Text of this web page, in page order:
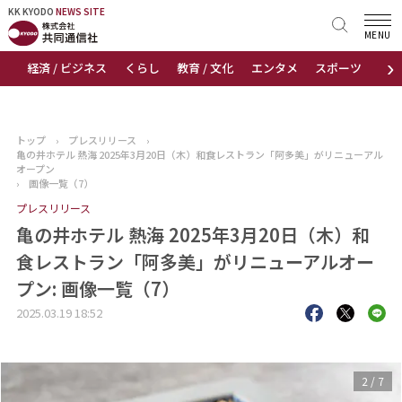
KK KYODO NEWS SITE
›
経済 / ビジネス くらし 教育 / 文化 エンタメ スポーツ 地域
MENU
KK KYODONEWS SITE
トップページ
ニュース
おすすめコンテンツ
出版物
会社概要
トップ › プレスリリース
›
亀の井ホテル 熱海 2025年3月20日（木）和食レストラン「阿多美」がリニューアル
オープン
›
画像一覧（7）
プレスリリース
亀の井ホテル 熱海 2025年3月20日（木）和
食レストラン「阿多美」がリニューアルオー
プン: 画像一覧（7）
2025.03.19 18:52
3 / 7